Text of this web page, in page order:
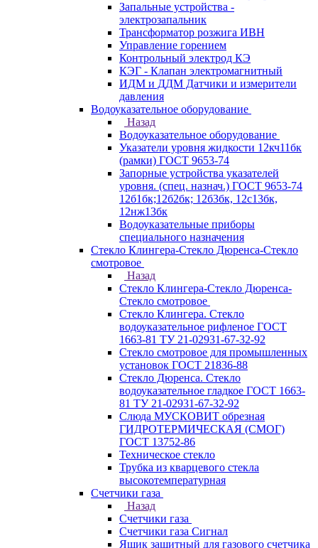
Запальные устройства -
электрозапальник
Трансформатор розжига ИВН
Управление горением
Контрольный электрод КЭ
КЭГ - Клапан электромагнитный
ИДМ и ДДМ Датчики и измерители
давления
Водоуказательное оборудование
Назад
Водоуказательное оборудование
Указатели уровня жидкости 12кч11бк
(рамки) ГОСТ 9653-74
Запорные устройства указателей
уровня. (спец. назнач.) ГОСТ 9653-74
12б1бк;12б2бк; 12б3бк, 12с13бк,
12нж13бк
Водоуказательные приборы
специального назначения
Стекло Клингера-Стекло Дюренса-Стекло
смотровое
Назад
Стекло Клингера-Стекло Дюренса-
Стекло смотровое
Стекло Клингера. Стекло
водоуказательное рифленое ГОСТ
1663-81 ТУ 21-02931-67-32-92
Стекло смотровое для промышленных
установок ГОСТ 21836-88
Стекло Дюренса. Стекло
водоуказательное гладкое ГОСТ 1663-
81 ТУ 21-02931-67-32-92
Слюда МУСКОВИТ обрезная
ГИДРОТЕРМИЧЕСКАЯ (СМОГ)
ГОСТ 13752-86
Техническое стекло
Трубка из кварцевого стекла
высокотемпературная
Счетчики газа
Назад
Счетчики газа
Счетчики газа Сигнал
Ящик защитный для газового счетчика